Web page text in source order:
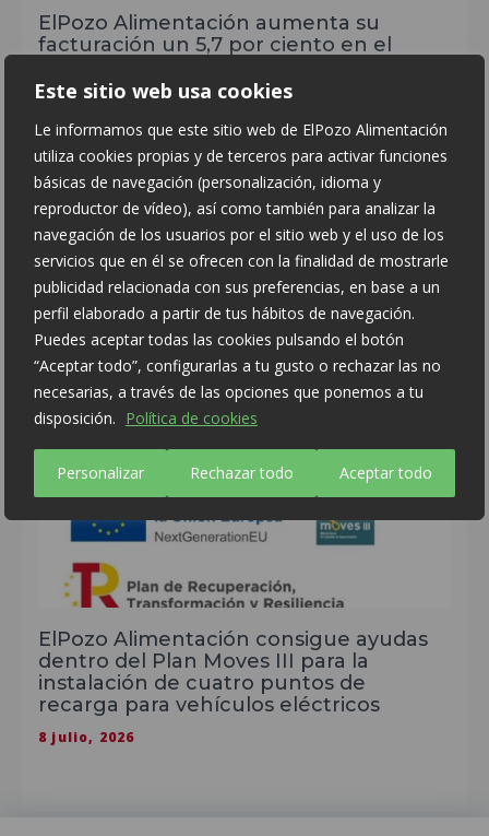
Este sitio web usa cookies
Le informamos que este sitio web de ElPozo Alimentación
utiliza cookies propias y de terceros para activar funciones
básicas de navegación (personalización, idioma y
reproductor de vídeo), así como también para analizar la
navegación de los usuarios por el sitio web y el uso de los
servicios que en él se ofrecen con la finalidad de mostrarle
publicidad relacionada con sus preferencias, en base a un
perfil elaborado a partir de tus hábitos de navegación.
Puedes aceptar todas las cookies pulsando el botón
“Aceptar todo”, configurarlas a tu gusto o rechazar las no
necesarias, a través de las opciones que ponemos a tu
disposición. Política de cookies
Personalizar Rechazar todo Aceptar todo
ElPozo Alimentación aumenta su
facturación un 5,7 por ciento en el
millones de euros
28 julio, 2026
ElPozo Alimentación se alza con el
Premio Nacional al Mejor Equipo de
Marketing
9 julio, 2026
ElPozo Alimentación consigue ayudas
dentro del Plan Moves III para la
instalación de cuatro puntos de
recarga para vehículos eléctricos
8 julio, 2026